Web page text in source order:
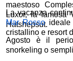
maestoso
Luxor, la famosa
Hatshepsut.
La vacanza
Mar Rossoideale
cristallino e resort
Agosto è il
snorkeling o